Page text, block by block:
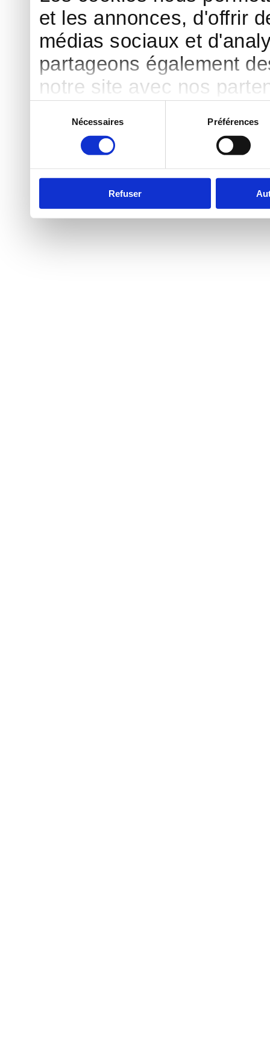
et les annonces, d'offrir
médias sociaux et
partageons également
notre site avec nos
d'autres informations
ont collectées lors de
consentement
Nécessaires Préférences
Refuser